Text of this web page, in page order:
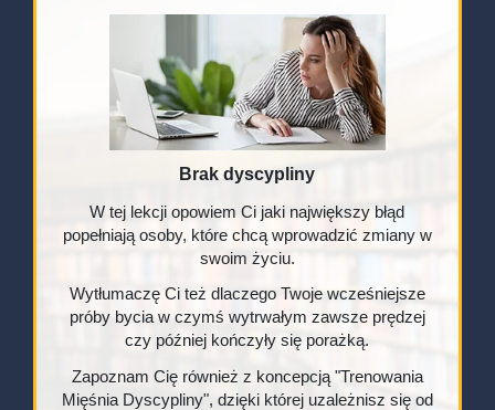
Brak dyscypliny
W tej lekcji opowiem Ci jaki największy błąd
popełniają osoby, które chcą wprowadzić zmiany w
swoim życiu.
Wytłumaczę Ci też dlaczego Twoje wcześniejsze
próby bycia w czymś wytrwałym zawsze prędzej
czy później kończyły się porażką.
Zapoznam Cię również z koncepcją "Trenowania
Mięśnia Dyscypliny", dzięki której uzależnisz się od